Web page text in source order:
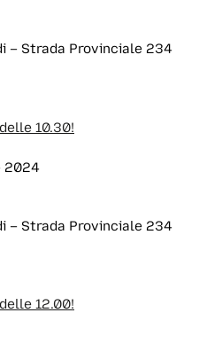
– Strada Provinciale 234
10.30!
2024
– Strada Provinciale 234
12.00!